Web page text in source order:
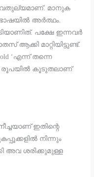
മാനുക
അർത്ഥം.
പക്ഷേ ഇന്നവർ
മാറ്റിയിട്ടുണ്ട്.
‘എന്ന് തന്നെ
രൂപയിൽ കൂടുതലാണ്
ഇതിന്റെ
നിന്നും
അവ ശരിക്കുമുള്ള